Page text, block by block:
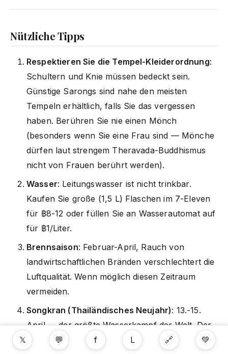
Nützliche Tipps
Respektieren Sie die Tempel-Kleiderordnung:
Schultern und Knie müssen bedeckt sein.
Günstige Sarongs sind nahe den meisten
Tempeln erhältlich, falls Sie das vergessen
haben. Berühren Sie nie einen Mönch
(besonders wenn Sie eine Frau sind — Mönche
dürfen laut strengem Theravada-Buddhismus
nicht von Frauen berührt werden).
Wasser: Leitungswasser ist nicht trinkbar.
Kaufen Sie große (1,5 L) Flaschen im 7-Eleven
für ฿8-12 oder füllen Sie an Wasserautomat auf
für ฿1/Liter.
Brennsaison: Februar-April, Rauch von
landwirtschaftlichen Bränden verschlechtert die
Luftqualität. Wenn möglich diesen Zeitraum
vermeiden.
Songkran (Thailändisches Neujahr): 13.-15.
April — der größte Wasserkampf der Welt. Der
Altstadtgraben wird zur Schlachtarena.
𝕏 💬 f L 🔗 💚